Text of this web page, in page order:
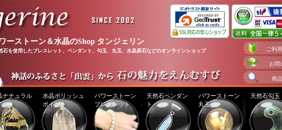
ーストーン＆水晶のShop タンジェリン
石を使用したブレスレット、ペンダント、勾玉、丸玉、水晶原石などのオンラインショップ ご利
お問
商
ナチュラル
ント
水晶ポリッシュ
ポイント
パワーストーン
ブレスレット
天然石ペンダン
ト
パワーストーン
丸玉
天然石勾玉